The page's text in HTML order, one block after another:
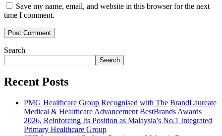
Save my name, email, and website in this browser for the next
time I comment.
Search
Search
Recent Posts
PMG Healthcare Group Recognised with The BrandLaureate
Medical & Healthcare Advancement BestBrands Awards
2026, Reinforcing Its Position as Malaysia’s No.1 Integrated
Primary Healthcare Group